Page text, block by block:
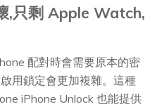
,只剩 Apple Watch,
配對時會需要原本的密
用鎖定會更加複雜。這種
iPhone Unlock 也能提供